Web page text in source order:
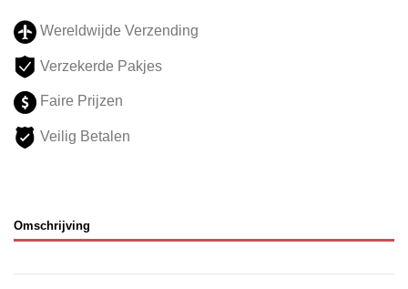
Wereldwijde Verzending
Verzekerde Pakjes
Faire Prijzen
Veilig Betalen
Omschrijving